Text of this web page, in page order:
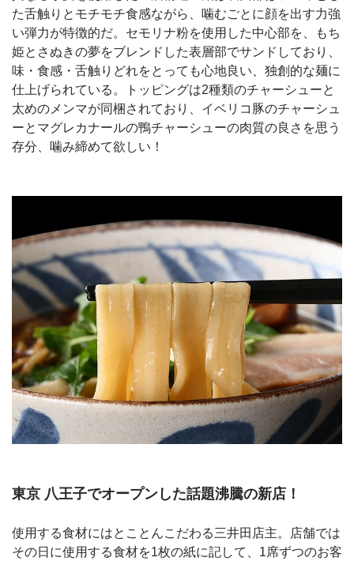
た舌触りとモチモチ食感ながら、噛むごとに顔を出す力強
い弾力が特徴的だ。セモリナ粉を使用した中心部を、もち
姫とさぬきの夢をブレンドした表層部でサンドしており、
味・食感・舌触りどれをとっても心地良い、独創的な麺に
仕上げられている。トッピングは2種類のチャーシューと
太めのメンマが同梱されており、イベリコ豚のチャーシュ
ーとマグレカナールの鴨チャーシューの肉質の良さを思う
存分、噛み締めて欲しい！
東京 八王子でオープンした話題沸騰の新店！
使用する食材にはとことんこだわる三井田店主。店舗では
その日に使用する食材を1枚の紙に記して、1席ずつのお客